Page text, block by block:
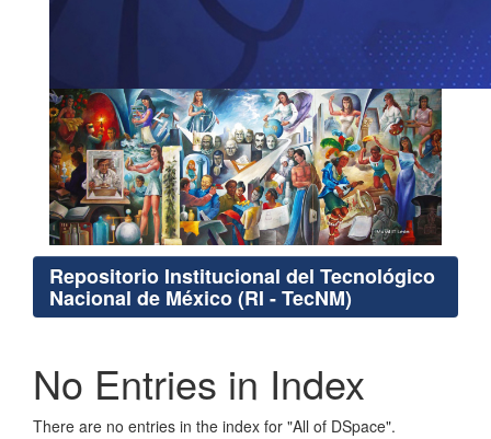
Repositorio Institucional del Tecnológico
Nacional de México (RI - TecNM)
No Entries in Index
There are no entries in the index for "All of DSpace".